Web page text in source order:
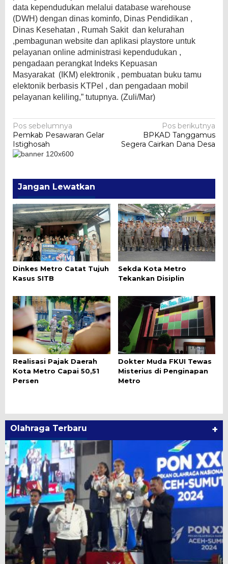
data kependudukan melalui database warehouse
(DWH) dengan dinas kominfo, Dinas Pendidikan ,
Dinas Kesehatan , Rumah Sakit dan kelurahan
,pembagunan website dan aplikasi playstore untuk
pelayanan online administrasi kependudukan ,
pengadaan perangkat Indeks Kepuasan
Masyarakat (IKM) elektronik , pembuatan buku tamu
elektonik berbasis KTPel , dan pengadaan mobil
pelayanan keliling,” tutupnya. (Zuli/Mar)
Navigasi
pos
Pos sebelumnya
Pemkab Pesawaran Gelar
Istighosah
Pos berikutnya
BPKAD Tanggamus
Segera Cairkan Dana Desa
Jangan Lewatkan
Dinkes Metro Catat Tujuh
Kasus SITB
Sekda Kota Metro
Tekankan Disiplin
Realisasi Pajak Daerah
Kota Metro Capai 50,51
Persen
Dokter Muda FKUI Tewas
Misterius di Penginapan
Metro
Olahraga Terbaru +